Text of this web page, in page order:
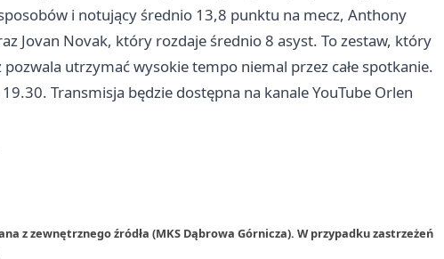
i notujący średnio 13,8 punktu na mecz, Anthony
Jovan Novak, który rozdaje średnio 8 asyst. To zestaw, który
utrzymać wysokie tempo niemal przez całe spotkanie.
Transmisja będzie dostępna na kanale YouTube Orlen
z zewnętrznego źródła (MKS Dąbrowa Górnicza). W przypadku zastrzeżeń